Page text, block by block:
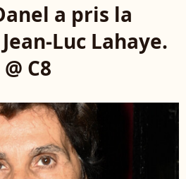
a pris la
Luc Lahaye.
@ C8